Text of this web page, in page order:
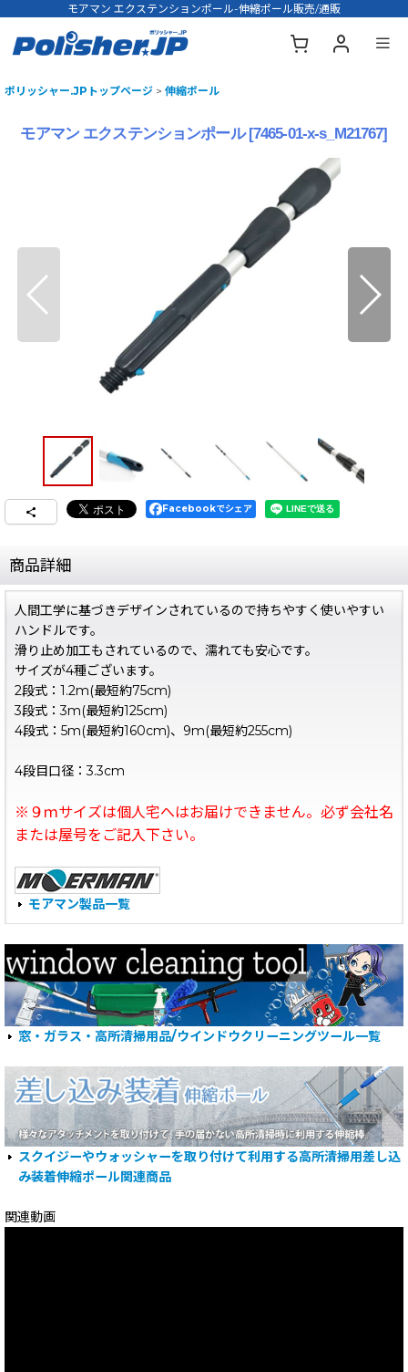
モアマン エクステンションポール-伸縮ポール販売/通販
ポリッシャー.JPトップページ > 伸縮ポール
モアマン エクステンションポール [7465-01-x-s_M21767]
Facebookでシェア
商品詳細
人間工学に基づきデザインされているので持ちやすく使いやすい
ハンドルです。
滑り止め加工もされているので、濡れても安心です。
サイズが4種ございます。
2段式：1.2m(最短約75cm)
3段式：3m(最短約125cm)
4段式：5m(最短約160cm)、9m(最短約255cm)
4段目口径：3.3cm
※９ｍサイズは個人宅へはお届けできません。必ず会社名
または屋号をご記入下さい。
モアマン製品一覧
窓・ガラス・高所清掃用品/ウインドウクリーニングツール一覧
スクイジーやウォッシャーを取り付けて利用する高所清掃用差し込
み装着伸縮ポール関連商品
関連動画